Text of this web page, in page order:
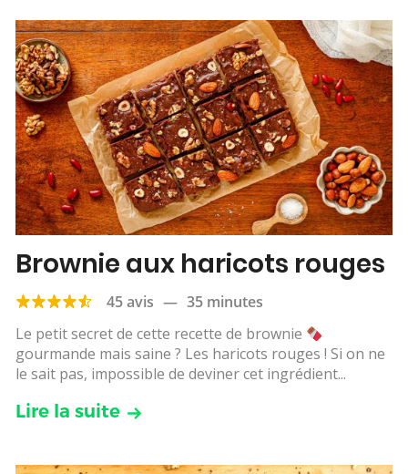
Brownie aux haricots rouges
45 avis — 35 minutes
Le petit secret de cette recette de brownie
gourmande mais saine ? Les haricots rouges ! Si on ne
le sait pas, impossible de deviner cet ingrédient...
Lire la suite